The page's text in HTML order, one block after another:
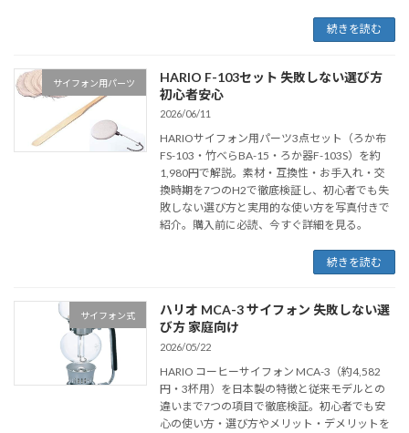
続きを読む
サイフォン用パーツ
HARIO F-103セット 失敗しない選び方
初心者安心
2026/06/11
HARIOサイフォン用パーツ3点セット（ろか布
FS-103・竹べらBA-15・ろか器F-103S）を約
1,980円で解説。素材・互換性・お手入れ・交
換時期を7つのH2で徹底検証し、初心者でも失
敗しない選び方と実用的な使い方を写真付きで
紹介。購入前に必読、今すぐ詳細を見る。
続きを読む
サイフォン式
ハリオ MCA-3 サイフォン 失敗しない選
び方 家庭向け
2026/05/22
HARIO コーヒーサイフォン MCA-3（約4,582
円・3杯用）を日本製の特徴と従来モデルとの
違いまで7つの項目で徹底検証。初心者でも安
心の使い方・選び方やメリット・デメリットを